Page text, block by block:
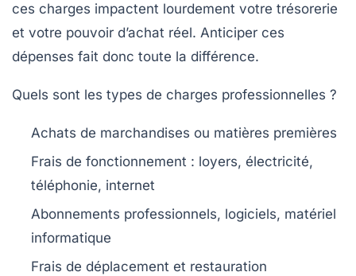
ces charges impactent lourdement votre trésorerie
et votre pouvoir d’achat réel. Anticiper ces
dépenses fait donc toute la différence.
Quels sont les types de charges professionnelles ?
Achats de marchandises ou matières premières
Frais de fonctionnement : loyers, électricité,
téléphonie, internet
Abonnements professionnels, logiciels, matériel
informatique
Frais de déplacement et restauration